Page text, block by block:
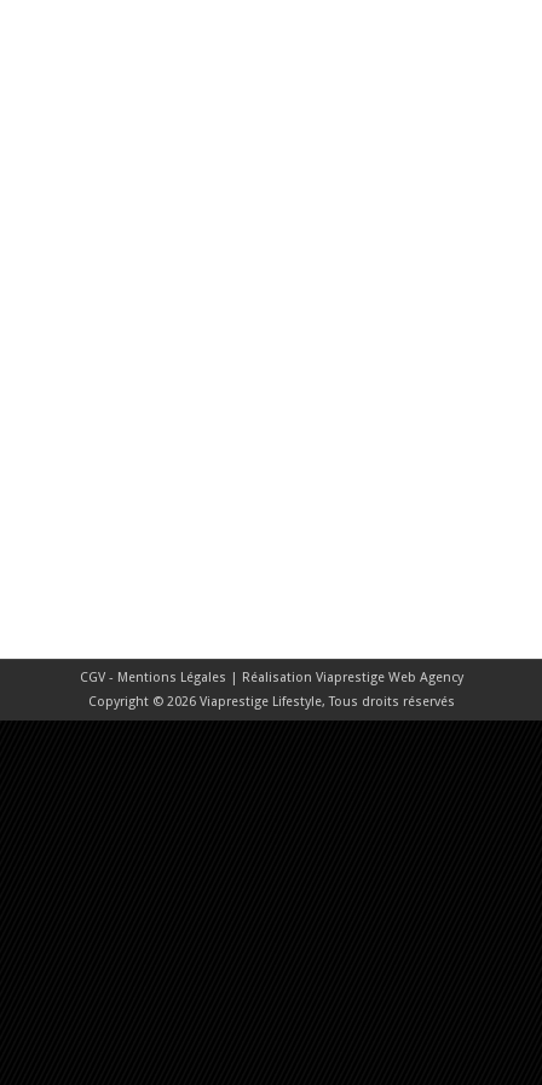
CGV - Mentions Légales | Réalisation Viaprestige Web Agency
Copyright © 2026 Viaprestige Lifestyle, Tous droits réservés